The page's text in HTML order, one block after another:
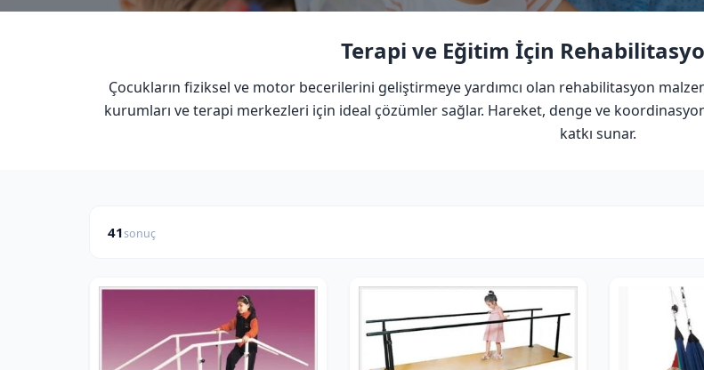
Terapi ve Eğitim İçin
Çocukların fiziksel ve motor becerilerini geliştirmeye yardımcı olan rehabilitasyon
kurumları ve terapi merkezleri için ideal çözümler sağlar. Hareket, denge ve
katkı sunar.
41sonuç
Kategori seç